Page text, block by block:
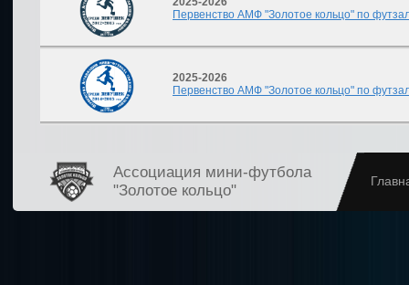
Первенство АМФ "Золотое кольцо" по
2025-2026
Первенство АМФ "Золотое кольцо" по
Ассоциация мини-футбола
"Золотое кольцо"